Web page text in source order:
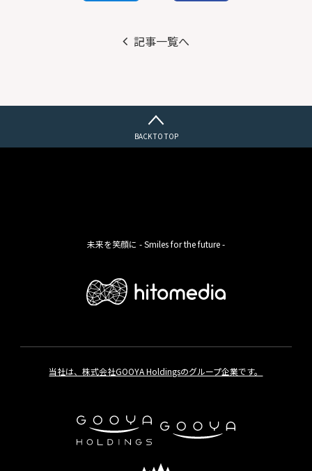
記事一覧へ
BACK TO TOP
未来を笑顔に - Smiles for the future -
当社は、株式会社GOOYA Holdingsのグループ企業です。